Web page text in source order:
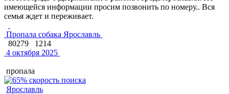
имеющейся информации просим позвонить по номеру.. Вся
семья ждет и переживает.
Пропала собака Ярославль
80279
1214
4 октября 2025
пропала
Ярославль